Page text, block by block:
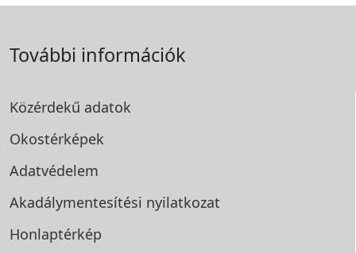
További információk
Közérdekű adatok
Okostérképek
Adatvédelem
Akadálymentesítési nyilatkozat
Honlaptérkép